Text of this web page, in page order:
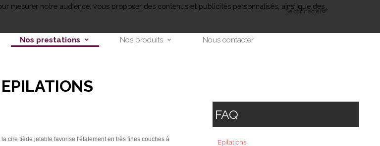
mesurer notre audience, vous proposer des contenus et publicités personnalisés, ainsi que des
Se connecter
Nos prestations Nos produits Nous contacter
EPILATIONS
la cire tiède jetable favorise l'étalement en très fines couches à
FAQ
Epilations